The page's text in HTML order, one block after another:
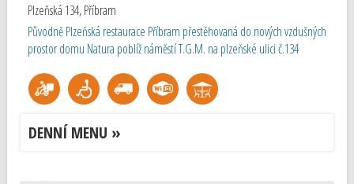
Plzeňská 134,Příbram
Původně Plzeňská restaurace Příbram přestěhovaná do nových vzdušných
prostor domu Natura poblíž náměstí T.G.M. na plzeňské ulici č.134
DENNÍ MENU »